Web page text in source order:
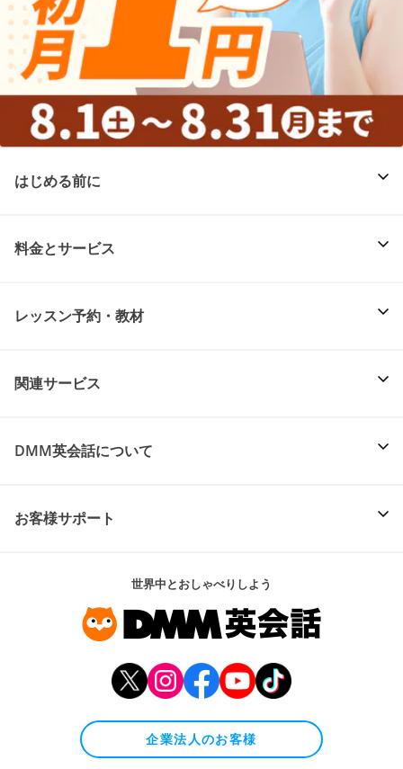
はじめる前に
料金とサービス
レッスン予約・教材
関連サービス
DMM英会話について
お客様サポート
世界中とおしゃべりしよう
企業法人のお客様